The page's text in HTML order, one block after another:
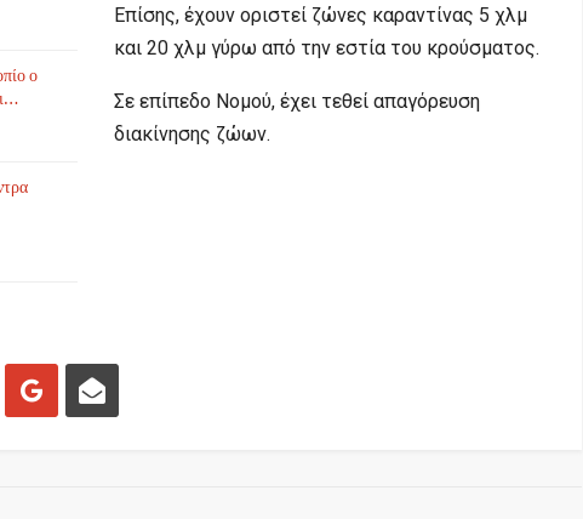
ο
Επίσης, έχουν οριστεί ζώνες καραντίνας 5 χλμ
και 20 χλμ γύρω από την εστία του κρούσματος.
Σε επίπεδο Νομού, έχει τεθεί απαγόρευση
διακίνησης ζώων.